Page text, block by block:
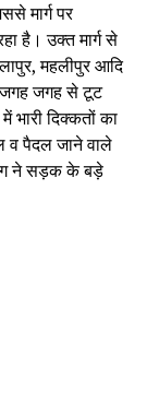
मार्ग पर
है। उक्त मार्ग से
महलीपुर आदि
जगह से टूट
भारी दिक्कतों का
व पैदल जाने वाले
ने सड़क के बड़े